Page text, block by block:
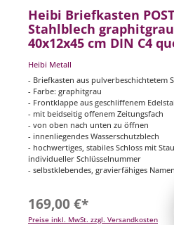
Heibi Briefkasten
Stahlblech
40x12x45 cm DIN C4
Heibi Metall
- Briefkasten aus pulverbeschichtetem
- Farbe: graphitgrau
- Frontklappe aus geschliffenem
- mit beidseitig offenem Zeitungsfach
- von oben nach unten zu öffnen
- innenliegendes Wasserschutzblech
- hochwertiges, stabiles Schloss mit
individueller Schlüsselnummer
- selbstklebendes, gravierfähiges
169,00 €*
Preise inkl. MwSt. zzgl. Versandkosten